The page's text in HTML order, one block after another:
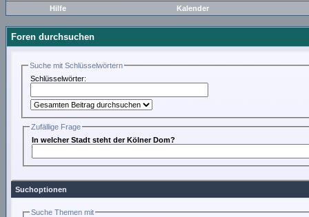
Hilfe Kalender
Foren durchsuchen
Suche mit Schlüsselwörtern
Schlüsselwörter:
Zufällige Frage
In welcher Stadt steht der Kölner Dom?
Suchoptionen
Suche Themen mit